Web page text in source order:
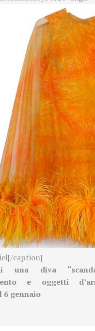
caption]
una diva
e oggetti
6 gennaio